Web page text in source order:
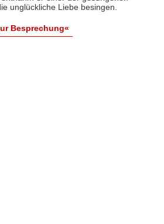
unglückliche Liebe besingen.
Besprechung«